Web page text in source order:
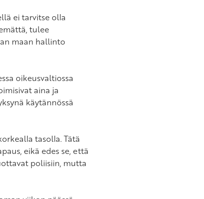
ei tarvitse olla
tulee
maan hallinto
oikeusvaltiossa
aina ja
käytännössä
tasolla. Tätä
eikä edes se, että
poliisiin, mutta